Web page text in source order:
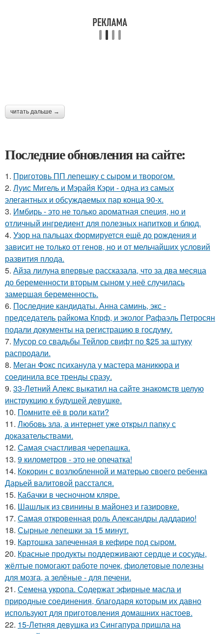
читать дальше →
Последние обновления на сайте:
1. Приготовь ПП лепешку с сыром и творогом.
2. Луис Мигель и Мэрайя Кэри - одна из самых
элегантных и обсуждаемых пар конца 90-х.
3. Имбирь - это не только ароматная специя, но и
отличный ингредиент для полезных напитков и блюд.
4. Узор на пальцах формируется ещё до рождения и
зависит не только от генов, но и от мельчайших условий
развития плода.
5. Айза лилуна впервые рассказала, что за два месяца
до беременности вторым сыном у неё случилась
замершая беременность.
6. Последние кандидаты. Анна саминь, экс -
председатель райкома Кпрф, и эколог Рафаэль Петросян
подали документы на регистрацию в госдуму.
7. Мусор со свадьбы Тейлор свифт по $25 за штуку
распродали.
8. Меган Фокс психанула у мастера маникюра и
соединила все тренды сразу.
9. 33-Летний Алекс выкатил на сайте знакомств целую
инструкцию к будущей девушке.
10. Помните её в роли кати?
11. Любовь зла, а интернет уже открыл папку с
доказательствами.
12. Самая счастливая черепашка.
13. 9 километров - это не опечатка!
14. Кокорин с возлюбленной и матерью своего ребенка
Дарьей валитовой расстался.
15. Кабачки в чесночном кляре.
16. Шашлык из свинины в майонез и газировке.
17. Самая откровенная роль Александры даддарио!
18. Сырные лепешки за 15 минут.
19. Картошка запеченная в кефире под сыром.
20. Красные продукты поддерживают сердце и сосуды,
жёлтые помогают работе почек, фиолетовые полезны
для мозга, а зелёные - для печени.
21. Семена укропа. Содержат эфирные масла и
природные соединения, благодаря которым их давно
используют для приготовления домашних настоев.
22. 15-Летняя девушка из Сингапура пришла на